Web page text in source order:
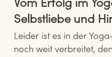
Vom Erfolg im
Selbstliebe und
Leider ist es in der
noch weit verbreitet,